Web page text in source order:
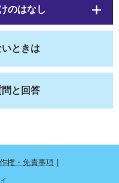
のはなし
ときは
と回答
権・免責事項